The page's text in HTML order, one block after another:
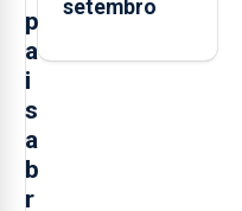
p
a
i
s
a
b
r
setembro